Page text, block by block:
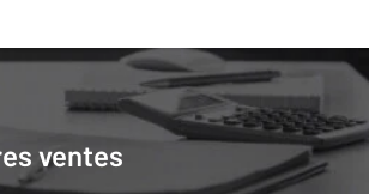
ventes
Nos dernières ventes
biens vendus près de